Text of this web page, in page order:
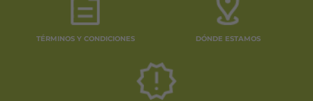
TÉRMINOS Y CONDICIONES DÓNDE ESTAMOS